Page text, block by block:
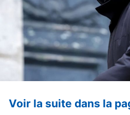
Voir la suite dans la